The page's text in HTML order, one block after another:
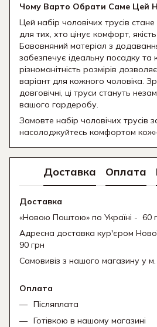
Чому Варто Обрати Саме Цей
Цей набір чоловічих трусів
для тих, хто цінує комфорт,
Бавовняний матеріал з
забезпечує ідеальну посадку та
різноманітність розмірів
варіант для кожного чоловіка.
довговічні, ці труси стануть
вашого гардеробу.
Замовте набір чоловічих трусів
насолоджуйтесь комфортом
Доставка Оплата
Доставка
«Новою Поштою» по Україні - 60
Адресна доставка кур'єром
90 грн
Самовивіз з нашого магазину у м.
Оплата
Післяплата
Готівкою в нашому магазині